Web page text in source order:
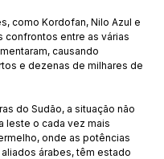
como Kordofan, Nilo Azul e
confrontos entre as várias
causando
e dezenas de milhares de
do Sudão, a situação não
leste o cada vez mais
onde as potências
árabes, têm estado